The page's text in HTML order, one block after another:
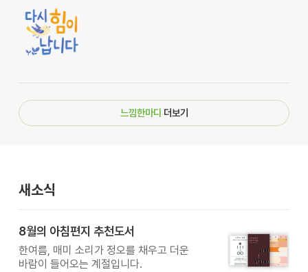
느낌한마디 더보기
새소식
8월의 아침편지 추천도서
한여름, 매미 소리가 정오를 채우고 더운
바람이 들어오는 계절입니다.